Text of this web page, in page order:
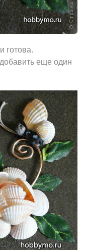
готова.
еще один